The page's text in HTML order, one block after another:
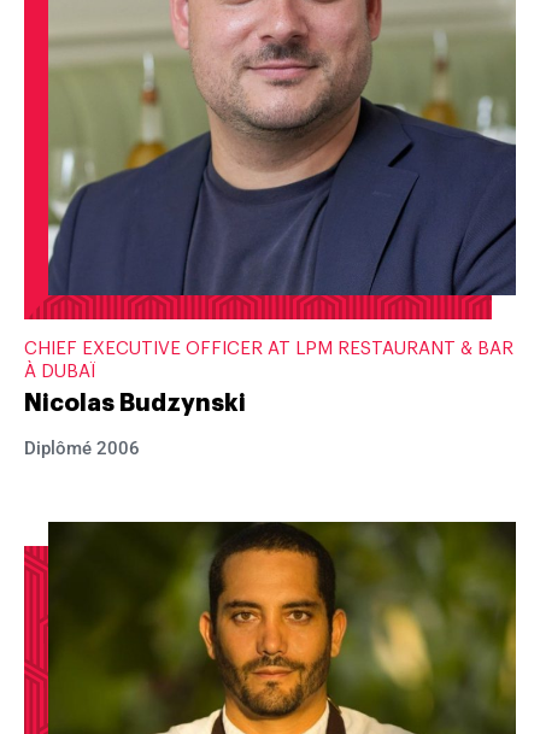
CHIEF EXECUTIVE OFFICER AT LPM RESTAURANT & BAR
À DUBAÏ
Nicolas Budzynski
Diplômé 2006